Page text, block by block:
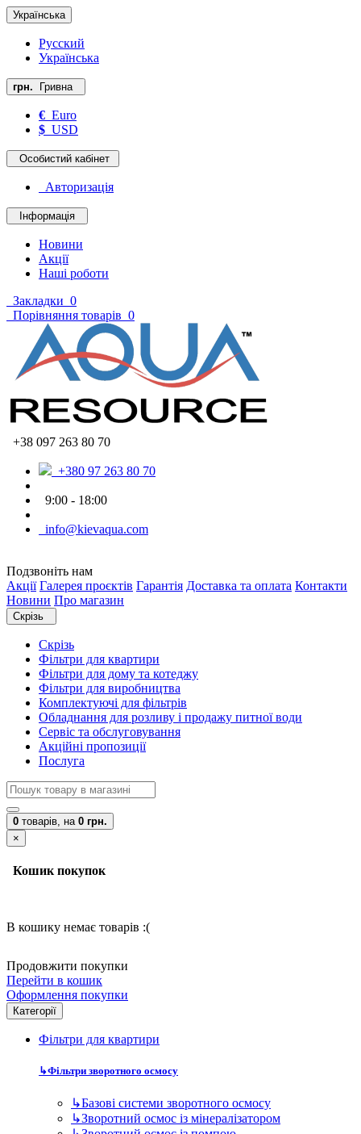
Українська
Русский
Українська
грн. Гривна
€ Euro
$ USD
Особистий кабінет
Авторизація
Інформація
Новини
Акції
Наші роботи
Закладки 0
Порівняння товарів 0
+38 097 263 80 70
+380 97 263 80 70
9:00 - 18:00
info@kievaqua.com
Подзвоніть нам
Акції Галерея проєктів Гарантія Доставка та оплата Контакти
Новини Про магазин
Скрізь
Скрізь
Фільтри для квартири
Фільтри для дому та котеджу
Фільтри для виробництва
Комплектуючі для фільтрів
Обладнання для розливу і продажу питної води
Сервіс та обслуговування
Акційні пропозиції
Послуга
0 товарів, на 0 грн.
×
Кошик покупок
В кошику немає товарів :(
Продовжити покупки
Перейти в кошик
Оформлення покупки
Категорії
Фільтри для квартири
↳Фільтри зворотного осмосу
↳Базові системи зворотного осмосу
↳Зворотний осмос із мінералізатором